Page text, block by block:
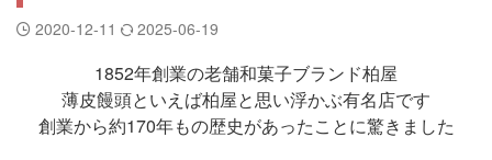
2020-12-11 2025-06-19
1852年創業の老舗和菓子ブランド柏屋
薄皮饅頭といえば柏屋と思い浮かぶ有名店です
創業から約170年もの歴史があったことに驚きました